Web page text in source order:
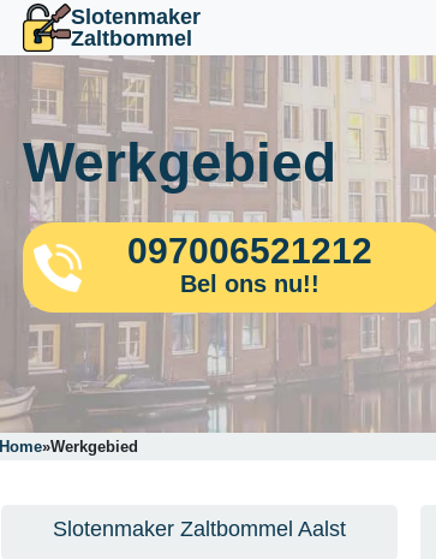
Slotenmaker
Zaltbommel
Werkgebied
097006521212
Bel ons nu!!
Home»Werkgebied
Slotenmaker Zaltbommel Aalst